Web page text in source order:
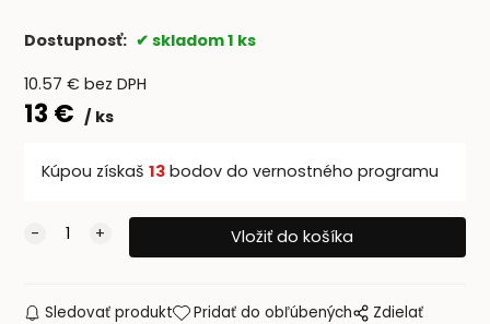
Dostupnosť: skladom 1 ks
10.57 € bez DPH
13 € ks
Kúpou získaš 13bodov do vernostného programu
Sledovať produkt Pridať do obľúbených Zdielať